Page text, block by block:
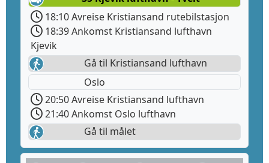
18:10 Avreise Kristiansand rutebilstasjon
18:39 Ankomst Kristiansand lufthavn
Kjevik
Gå til Kristiansand lufthavn
Oslo
20:50 Avreise Kristiansand lufthavn
21:40 Ankomst Oslo lufthavn
Gå til målet